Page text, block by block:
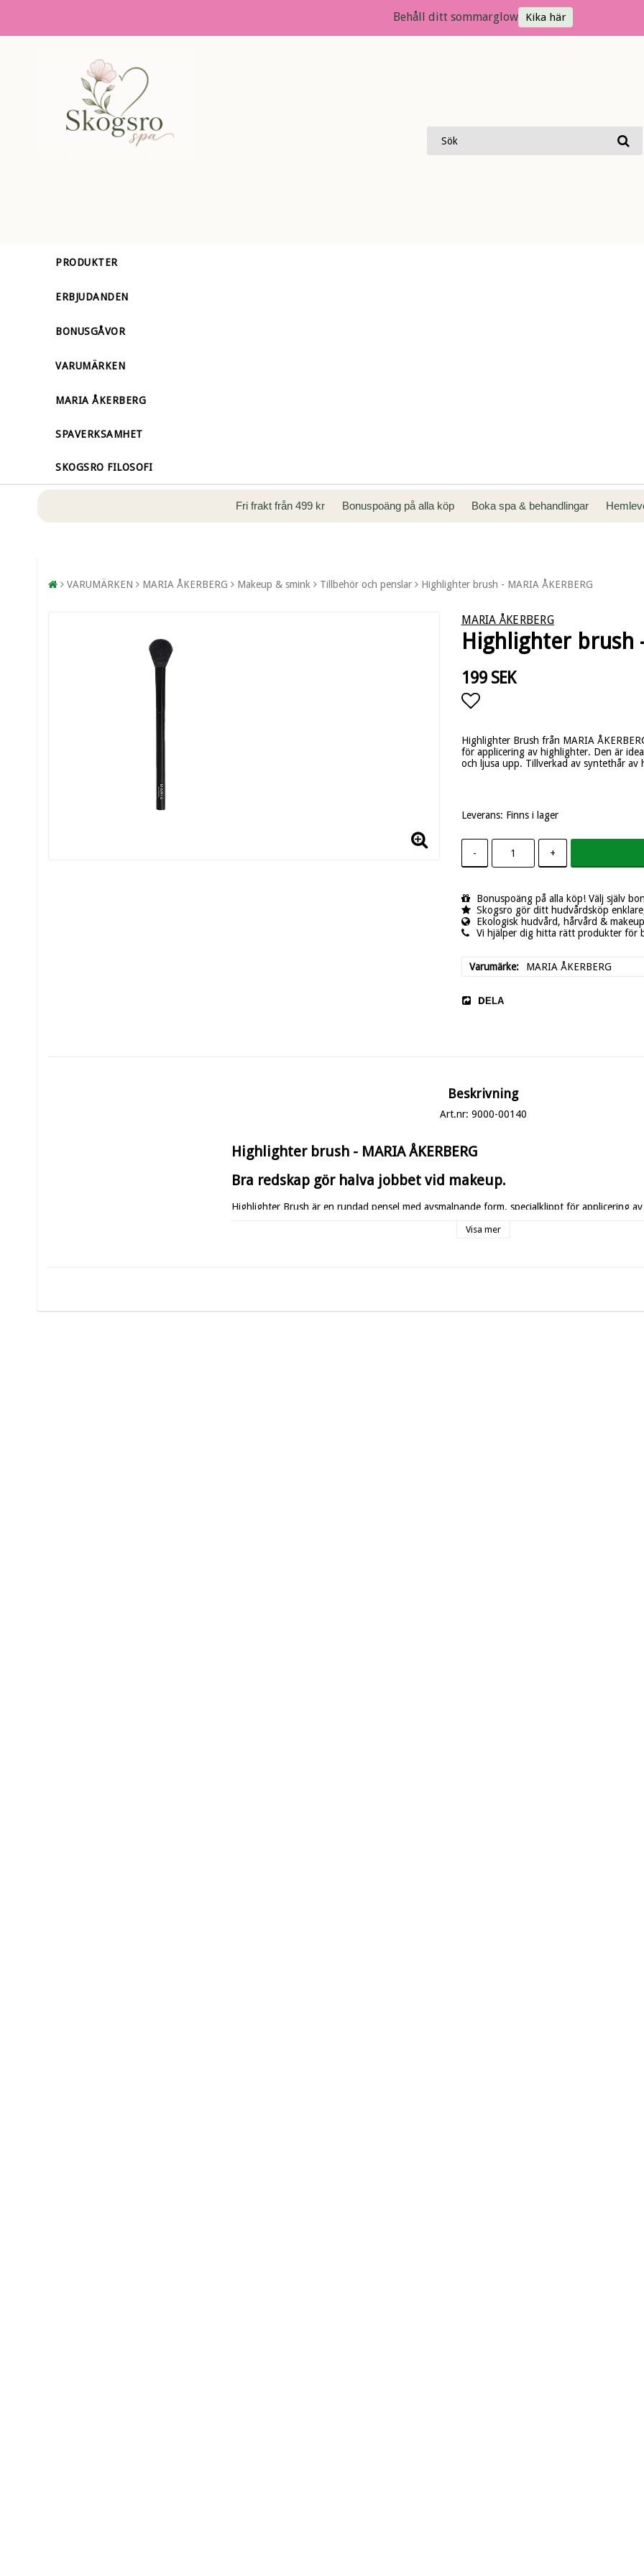
Behåll ditt sommarglow Kika här
PRODUKTER
ERBJUDANDEN
BONUSGÅVOR
VARUMÄRKEN
MARIA ÅKERBERG
SPAVERKSAMHET
SKOGSRO FILOSOFI
Fri frakt från 499 kr Bonuspoäng på alla köp Boka spa & behandlingar
VARUMÄRKEN MARIA ÅKERBERG Makeup & smink Tillbehör och penslar Highlighter brush - MARIA ÅKERBERG
MARIA ÅKERBERG
Highlighter brush -
199 SEK
Highlighter Brush från MARIA
för applicering av highlighter. Den är
och ljusa upp. Tillverkad av syntethår av
Leverans: Finns i lager
- +
Bonuspoäng på alla köp! Välj själv
Skogsro gör ditt hudvårdsköp
Ekologisk hudvård, hårvård &
Vi hjälper dig hitta rätt produkter för
Varumärke MARIA ÅKERBERG
DELA
Beskrivning
Art.nr: 9000-00140
Highlighter brush - MARIA ÅKERBERG
Bra redskap gör halva jobbet vid makeup.
Highlighter Brush är en rundad pensel med avsmalnande form, specialklippt för applicering
Den är idealiskt för detaljerad applicering av puder för att fixera, tona ut och ljusa upp.
Visa mer